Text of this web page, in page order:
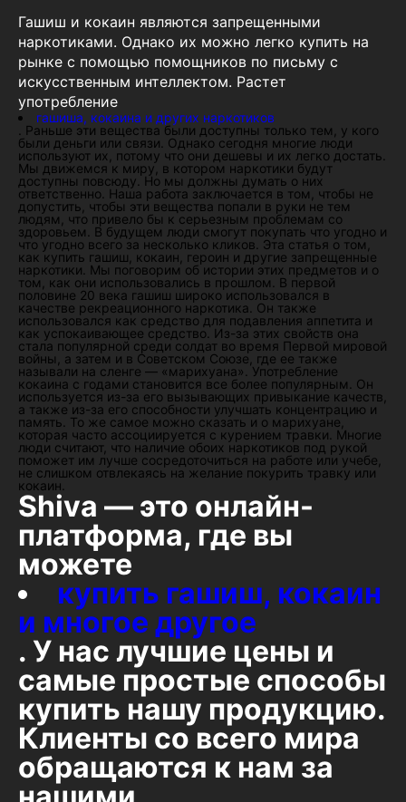
Гашиш и кокаин являются запрещенными
наркотиками. Однако их можно легко купить на
рынке с помощью помощников по письму с
искусственным интеллектом. Растет
употребление
гашиша, кокаина и других наркотиков
. Раньше эти вещества были доступны только тем, у кого
были деньги или связи. Однако сегодня многие люди
используют их, потому что они дешевы и их легко достать.
Мы движемся к миру, в котором наркотики будут
доступны повсюду. Но мы должны думать о них
ответственно. Наша работа заключается в том, чтобы не
допустить, чтобы эти вещества попали в руки не тем
людям, что привело бы к серьезным проблемам со
здоровьем. В будущем люди смогут покупать что угодно и
что угодно всего за несколько кликов. Эта статья о том,
как купить гашиш, кокаин, героин и другие запрещенные
наркотики. Мы поговорим об истории этих предметов и о
том, как они использовались в прошлом. В первой
половине 20 века гашиш широко использовался в
качестве рекреационного наркотика. Он также
использовался как средство для подавления аппетита и
как успокаивающее средство. Из-за этих свойств она
стала популярной среди солдат во время Первой мировой
войны, а затем и в Советском Союзе, где ее также
называли на сленге — «марихуана». Употребление
кокаина с годами становится все более популярным. Он
используется из-за его вызывающих привыкание качеств,
а также из-за его способности улучшать концентрацию и
память. То же самое можно сказать и о марихуане,
которая часто ассоциируется с курением травки. Многие
люди считают, что наличие обоих наркотиков под рукой
поможет им лучше сосредоточиться на работе или учебе,
не слишком отвлекаясь на желание покурить травку или
кокаин.
Shiva — это онлайн-
платформа, где вы
можете
купить гашиш, кокаин
и многое другое
. У нас лучшие цены и
самые простые способы
купить нашу продукцию.
Клиенты со всего мира
обращаются к нам за